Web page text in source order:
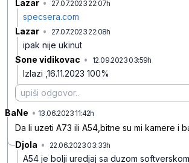
Lazar • 27.07.2023 22:07h
specsera.com
Lazar • 27.07.2023 22:08h
ipak nije ukinut
Sone vidikovac • 12.09.2023 03:59h
Izlazi ,16.11.2023 100%
BaNe • 13.06.2023 11:42h
Da li uzeti A73 ili A54,bitne su mi kamere i
Djola • 22.06.2023 03:33h
A54 je bolji uredjaj sa duzom